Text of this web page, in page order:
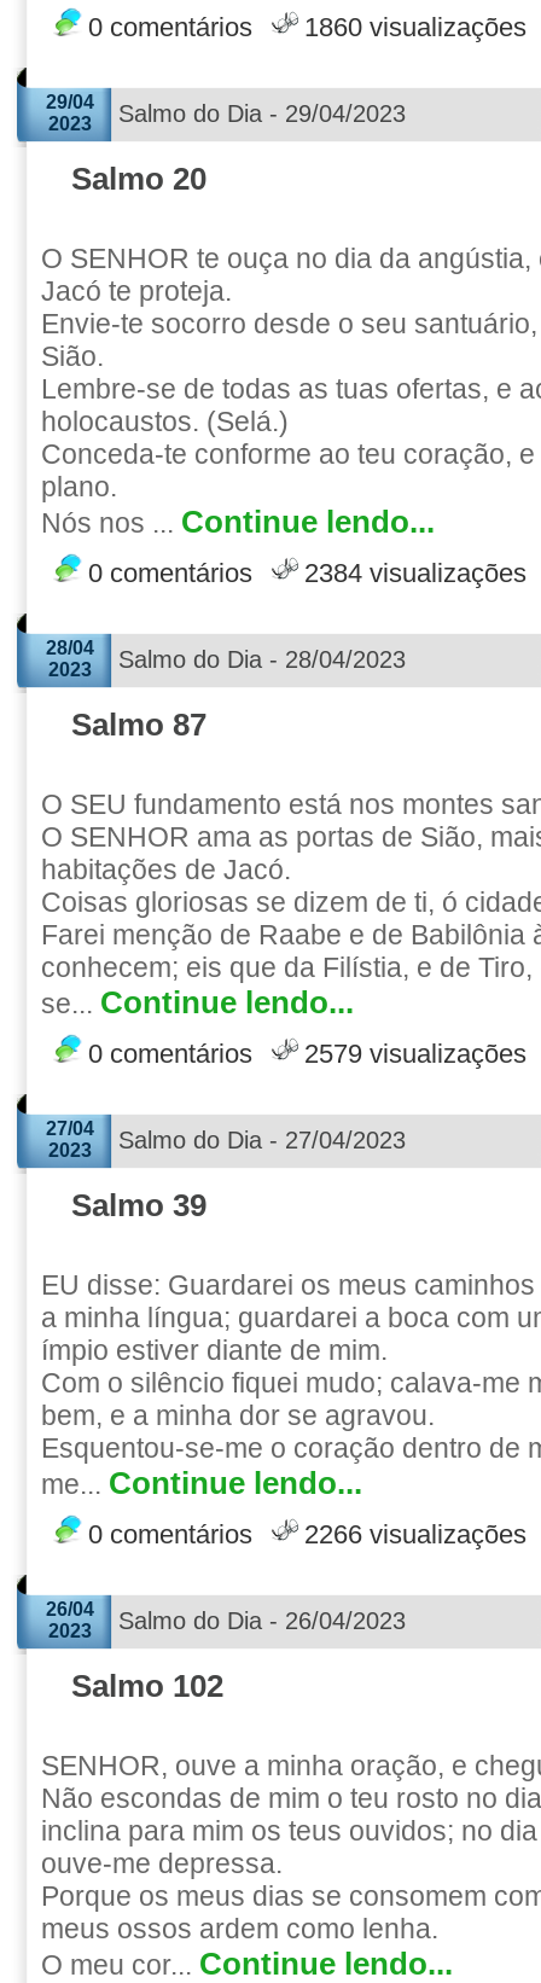
0 comentários 1860 visualizações
29/04
2023
Salmo do Dia - 29/04/2023
Salmo 20
O SENHOR te ouça no dia da
Jacó te proteja.
Envie-te socorro desde o seu
Sião.
Lembre-se de todas as tuas ofertas, e
holocaustos. (Selá.)
Conceda-te conforme ao teu coração,
plano.
Nós nos ... Continue lendo...
0 comentários 2384 visualizações
28/04
2023
Salmo do Dia - 28/04/2023
Salmo 87
O SEU fundamento está nos montes
O SENHOR ama as portas de Sião,
habitações de Jacó.
Coisas gloriosas se dizem de ti, ó
Farei menção de Raabe e de Babilônia
conhecem; eis que da Filístia, e de Tiro,
se... Continue lendo...
0 comentários 2579 visualizações
27/04
2023
Salmo do Dia - 27/04/2023
Salmo 39
EU disse: Guardarei os meus
a minha língua; guardarei a boca com
ímpio estiver diante de mim.
Com o silêncio fiquei mudo; calava-me
bem, e a minha dor se agravou.
Esquentou-se-me o coração dentro de
me... Continue lendo...
0 comentários 2266 visualizações
26/04
2023
Salmo do Dia - 26/04/2023
Salmo 102
SENHOR, ouve a minha oração, e
Não escondas de mim o teu rosto no
inclina para mim os teus ouvidos; no
ouve-me depressa.
Porque os meus dias se consomem
meus ossos ardem como lenha.
O meu cor... Continue lendo...